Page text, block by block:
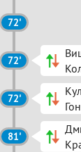
72'
72'
72'
81'